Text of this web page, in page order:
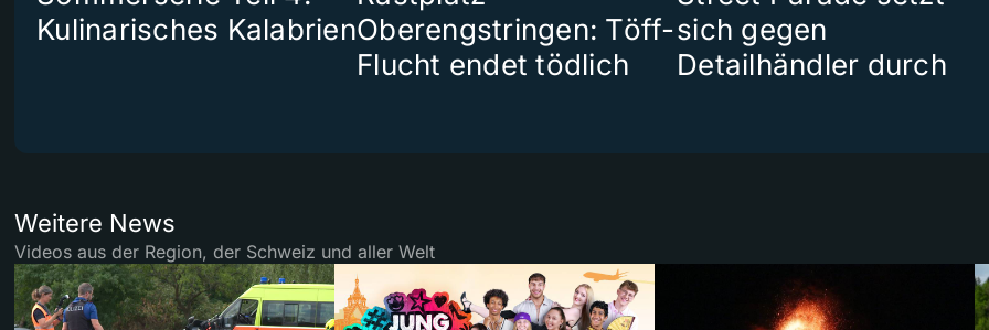
Kulinarisches KalabrienOberengstringen: Töff-
Flucht endet tödlich
sich gegen
Detailhändler durch
Weitere News
Videos aus der Region, der Schweiz und aller Welt